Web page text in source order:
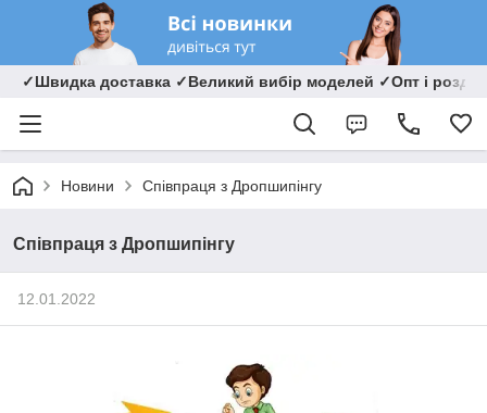
✓Швидка доставка ✓Великий вибір моделей ✓Опт і
Новини Співпраця з Дропшипінгу
Співпраця з Дропшипінгу
12.01.2022